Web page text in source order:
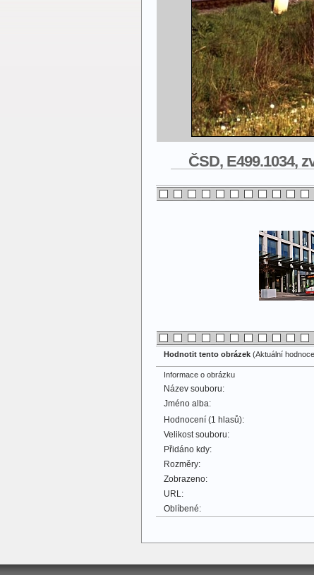
ČSD, E499.1034,
Hodnotit tento obrázek (Aktuální
Informace o obrázku
Název souboru:
Jméno alba:
Hodnocení (1 hlasů):
Velikost souboru:
Přidáno kdy:
Rozměry:
Zobrazeno:
URL:
Oblíbené: